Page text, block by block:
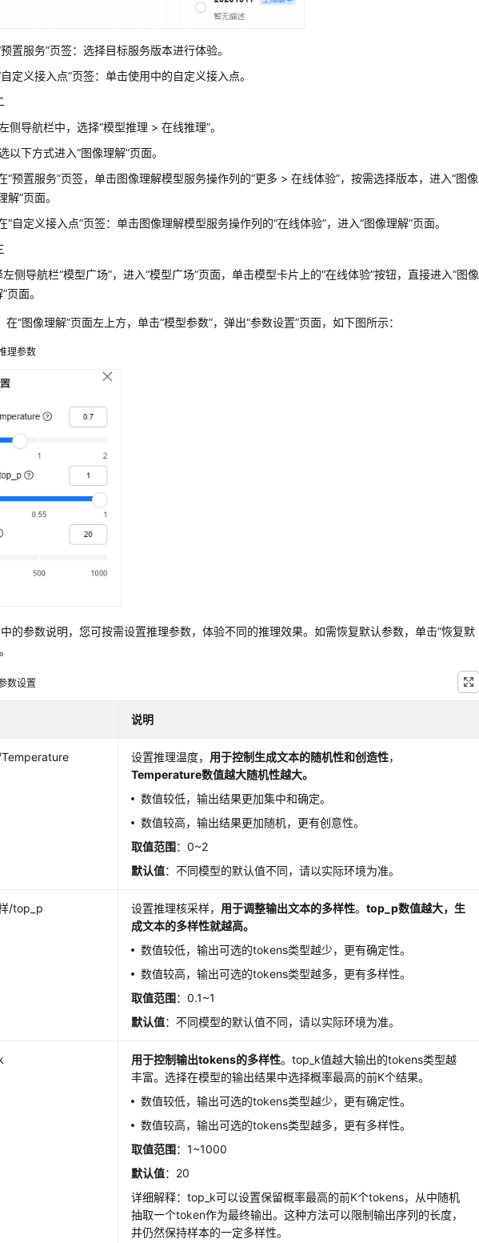
预置服务”页签：选择目标服务版本进行体验。
自定义接入点”页签：单击使用中的自定义接入点。
侧导航栏中，选择“模型推理 > 在线推理”。
以下方式进入“图像理解”页面。
“预置服务”页签，单击图像理解模型服务操作列的“更多 > 在线体验”，按需选择版本，进入“图像
解”页面。
“自定义接入点”页签：单击图像理解模型服务操作列的“在线体验”，进入“图像理解”页面。
左侧导航栏“模型广场”，进入“模型广场”页面，单击模型卡片上的“在线体验”按钮，直接进入“图像
页面。
在“图像理解”页面左上方，单击“模型参数”，弹出“参数设置”页面，如下图所示：
理参数
中的参数说明，您可按需设置推理参数，体验不同的推理效果。如需恢复默认参数，单击“恢复默
数设置
说明
设置推理温度， 用于控制生成文本的随机性和创造性，
Temperature数值越大随机性越大。
数值较低，输出结果更加集中和确定。
数值较高，输出结果更加随机，更有创意性。
取值范围：0~2
默认值：不同模型的默认值不同，请以实际环境为准。
/top_p 设置推理核采样， 用于调整输出文本的多样性。top_p数值越大，生
成文本的多样性就越高。
数值较低，输出可选的tokens类型越少，更有确定性。
数值较高，输出可选的tokens类型越多，更有多样性。
取值范围：0.1~1
默认值：不同模型的默认值不同，请以实际环境为准。
用于控制输出tokens的多样性。top_k值越大输出的tokens类型越
丰富。选择在模型的输出结果中选择概率最高的前K个结果。
数值较低，输出可选的tokens类型越少，更有确定性。
数值较高，输出可选的tokens类型越多，更有多样性。
取值范围：1~1000
默认值：20
详细解释：top_k可以设置保留概率最高的前K个tokens，从中随机
抽取一个token作为最终输出。这种方法可以限制输出序列的长度，
并仍然保持样本的一定多样性。